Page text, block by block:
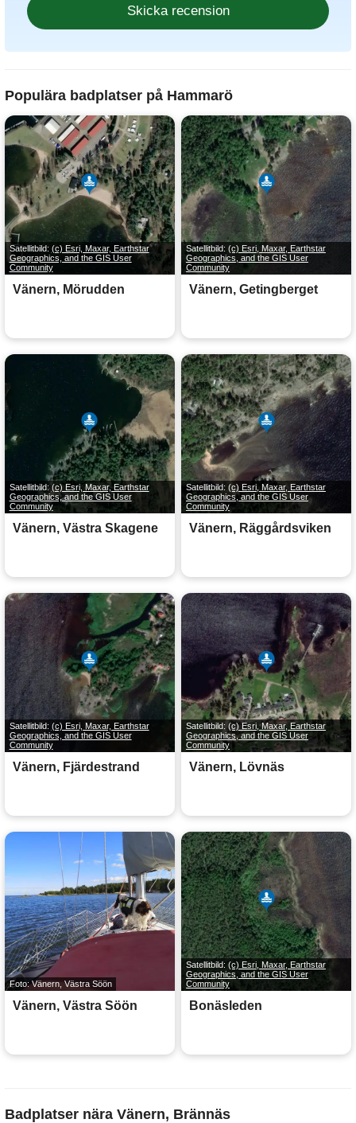
Populära badplatser på Hammarö
Satellitbild: (c) Esri, Maxar, Earthstar
Geographics, and the GIS User
Community
Vänern, Mörudden
Satellitbild: (c) Esri, Maxar, Earthstar
Geographics, and the GIS User
Community
Vänern, Getingberget
Satellitbild:(c) Esri, Maxar, Earthstar
Geographics, and the GIS User
Community
Vänern, Västra Skagene
Satellitbild: (c) Esri, Maxar, Earthstar
Geographics, and the GIS User
Community
Vänern, Räggårdsviken
Satellitbild: (c) Esri, Maxar, Earthstar
Geographics, and the GIS User
Community
Vänern, Fjärdestrand
Satellitbild:(c) Esri, Maxar, Earthstar
Geographics, and the GIS User
Community
Vänern, Lövnäs
Foto: Vänern, Västra Söön
Vänern, Västra Söön
Satellitbild: (c) Esri, Maxar, Earthstar
Geographics, and the GIS User
Community
Bonäsleden
Badplatser nära Vänern, Brännäs